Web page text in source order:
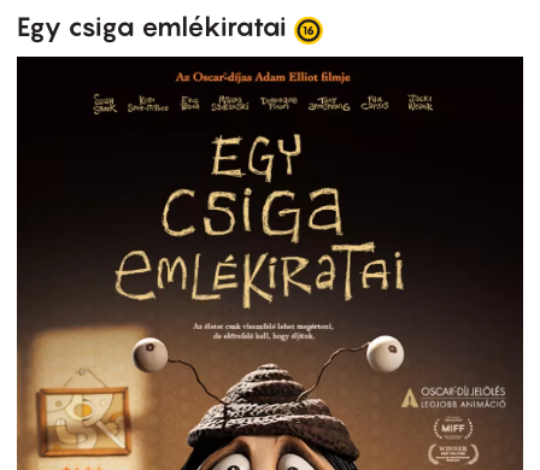
Egy csiga emlékiratai